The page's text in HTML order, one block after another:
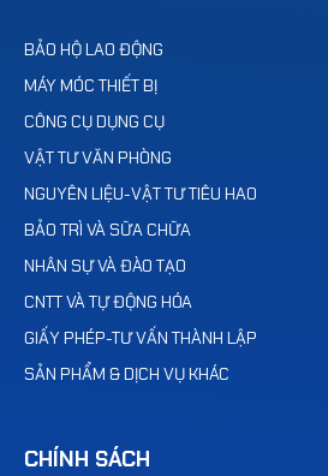
BẢO HỘ LAO ĐỘNG
MÁY MÓC THIẾT BỊ
CÔNG CỤ DỤNG CỤ
VẬT TƯ VĂN PHÒNG
NGUYÊN LIỆU-VẬT TƯ TIÊU HAO
BẢO TRÌ VÀ SỮA CHỮA
NHÂN SỰ VÀ ĐÀO TẠO
CNTT VÀ TỰ ĐỘNG HÓA
GIẤY PHÉP-TƯ VẤN THÀNH LẬP
SẢN PHẨM & DỊCH VỤ KHÁC
CHÍNH SÁCH